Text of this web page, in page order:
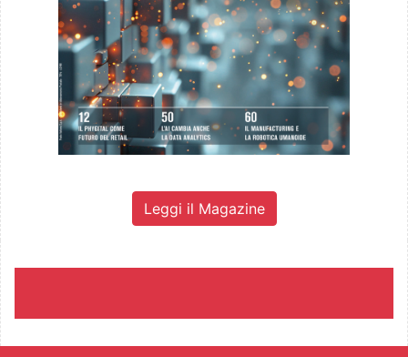
Leggi il Magazine